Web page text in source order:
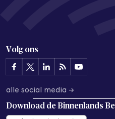
Volg ons
alle social media →
Download de Binnenlands